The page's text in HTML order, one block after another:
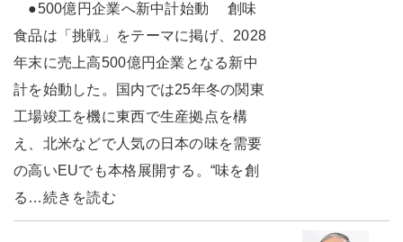
●500億円企業へ新中計始動 創味
食品は「挑戦」をテーマに掲げ、2028
年末に売上高500億円企業となる新中
計を始動した。国内では25年冬の関東
工場竣工を機に東西で生産拠点を構
え、北米などで人気の日本の味を需要
の高いEUでも本格展開する。“味を創
る…続きを読む